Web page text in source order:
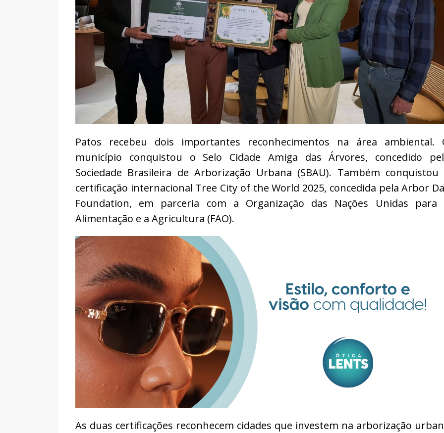
Patos recebeu dois importantes reconhecimentos na área ambiental.
município conquistou o Selo Cidade Amiga das Árvores, concedido
Sociedade Brasileira de Arborização Urbana (SBAU). Também conquistou
certificação internacional Tree City of the World 2025, concedida pela Arbor
Foundation, em parceria com a Organização das Nações Unidas para
Alimentação e a Agricultura (FAO).
As duas certificações reconhecem cidades que investem na arborização